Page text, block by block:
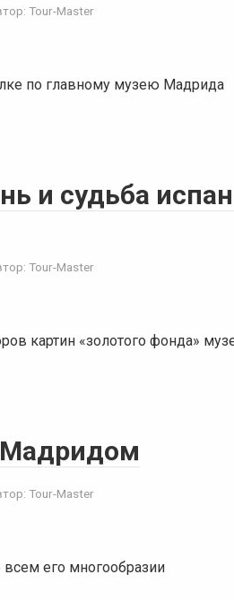
Tour-Master
по главному музею Мадрида
и судьба
Tour-Master
картин «золотого фонда»
Мадридом
Tour-Master
его многообразии